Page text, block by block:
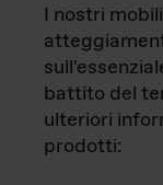
I nostri
battito del
ulteriori
prodotti: